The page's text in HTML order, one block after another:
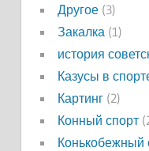
Другое(3)
Закалка (1)
история
Казусы в
Картинг(2)
Конный спорт
Конькобежный